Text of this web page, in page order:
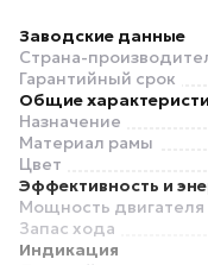
Заводские данные
Страна-
Гарантийный срок
Общие
Назначение
Материал рамы
Цвет
Эффективность и
Мощность двигателя
Запас хода
Индикация